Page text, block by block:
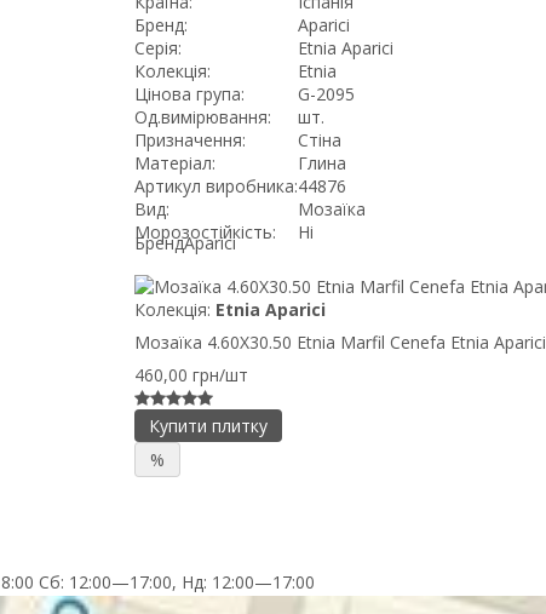
Бренд:
Aparici
Серія:
Etnia Aparici
Колекція:
Etnia
Цінова група:
G-2095
Од.вимірювання:
шт.
Призначення:
Стіна
Матеріал:
Глина
Артикул виробника:44876
Вид:
Мозаїка
Морозостійкість:
Ні
БрендAparici
Колекція: Etnia Aparici
Мозаїка 4.60X30.50 Etnia Marfil Cenefa Etnia Aparici
460,00 грн/шт
Купити плитку
%
Сб: 12:00—17:00, Нд: 12:00—17:00